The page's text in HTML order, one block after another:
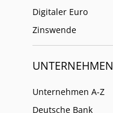
Digitaler Euro
Zinswende
UNTERNEHMEN
Unternehmen A-Z
Deutsche Bank